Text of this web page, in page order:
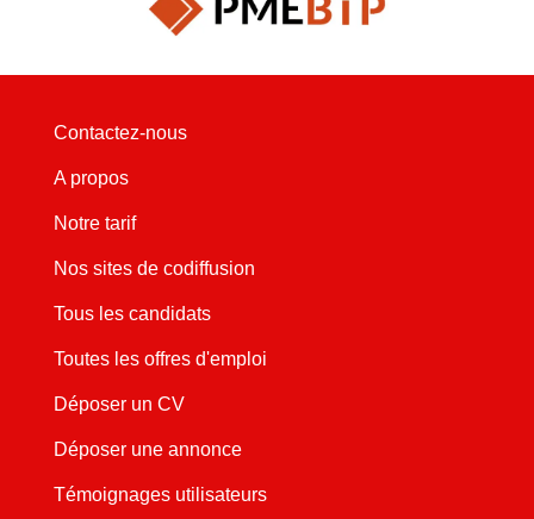
Contactez-nous
A propos
Notre tarif
Nos sites de codiffusion
Tous les candidats
Toutes les offres d'emploi
Déposer un CV
Déposer une annonce
Témoignages utilisateurs